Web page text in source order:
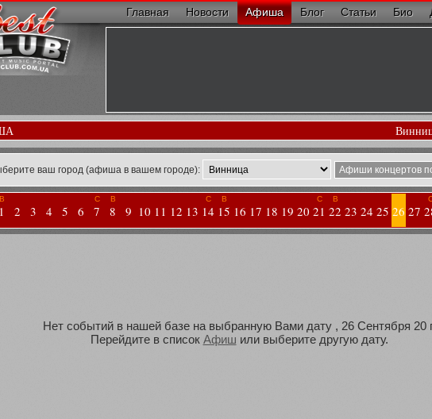
Главная Новости Афиша Блог Статьи Био
ваш город (афиша в вашем городе): Афиши концертов
В
1 2 3 4 5 6
С
7
В
8 9 10 11 12 13
С
14
В
15 16 17 18 19 20
С
21
В
22 23 24 25 26 27
Нет событий в нашей базе на выбранную Вами дату , 26 Сентября 20
Перейдите в список Афиш или выберите другую дату.